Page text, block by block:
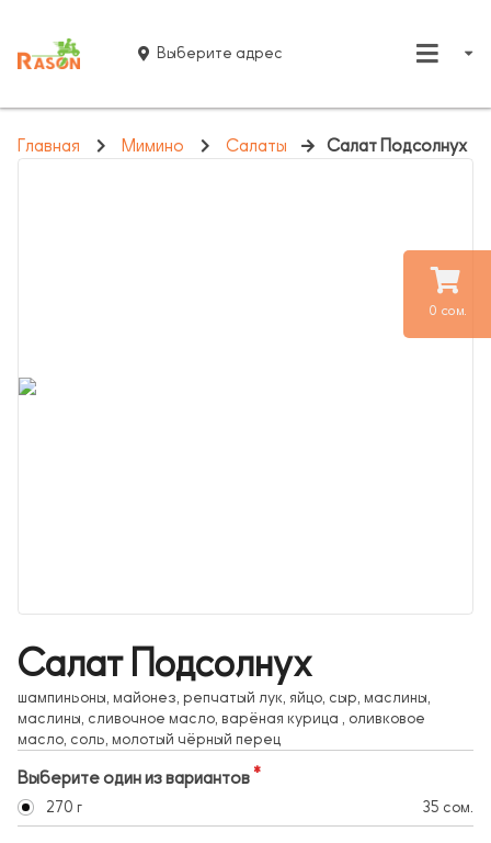
0 сом.
Выберите адрес
Главная Мимино Салаты Салат Подсолнух
Салат Подсолнух
шампиньоны, майонез, репчатый лук, яйцо, сыр, маслины,
маслины, сливочное масло, варёная курица , оливковое
масло, соль, молотый чёрный перец
Выберите один из вариантов
270 г 35 сом.